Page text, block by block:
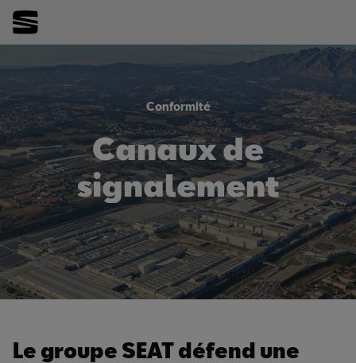
Conformité
Canaux de
signalement
Le groupe SEAT défend une